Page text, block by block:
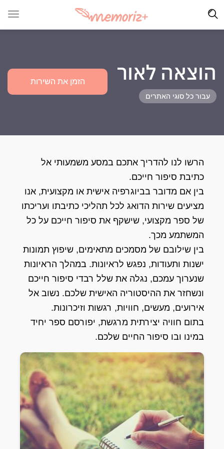
הוצאה לאור
עבור כל סוגי האתרים
הזמן את השירות
הרשו לנו להדריך אתכם במסע משמעותי אל
כתיבת סיפור חייכם.
בין אם מדובר בביוגרפיה אישית או מקצועית, אנו
מציעים שירות הדואג לכל תהליכי כתיבתו ועריכתו
של ספר מקצועי, שישקף את סיפור חייכם על כל
המשתמע מכך.
בין שילובם של מסמכים מתאימים, שיפוץ תמונות
ישנות ותעודות, נפגש לראיונות. במהלך הראיונות
שנערוך עמכם, נגלה את שלל רבדי סיפור חייכם
ונשחזר את ההיסטוריה האישית שלכם. נשוב אל
אירועים, מעשים, חוויות, רגשות וזיכרונות.
בתום חוויה יצירתית מרגשת, יפורסם ספר יחיד
במינו ובו סיפור החיים שלכם.